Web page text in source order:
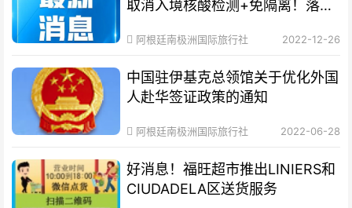
取消入境核酸检测+免隔离！落地
阿根廷南极洲国际旅行社 2022-12-26
中国驻伊基克总领馆关于优化外国
人赴华签证政策的通知
阿根廷南极洲国际旅行社 2022-06-28
好消息！福旺超市推出LINIERS和
CIUDADELA区送货服务